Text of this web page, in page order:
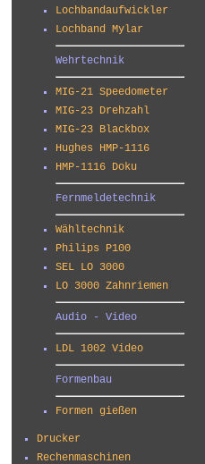
Lochbandaufwickler
Lochband Mylar
Wehrtechnik
MIG-21 Speedometer
MIG-23 Drehzahl
MIG-23 Blackbox
Hughes HMP-1116
HMP-1116 Doku
Fernmeldetechnik
Wähltechnik
Philips P100
SEL LO 3000
LO 3000 Zahnriemen
Audio - Video
LDL 1002 Video
Formenbau
Formen gießen
Drucker
Rechenmaschinen